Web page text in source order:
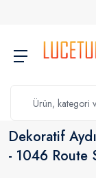
Dekoratif
- 1046 Route